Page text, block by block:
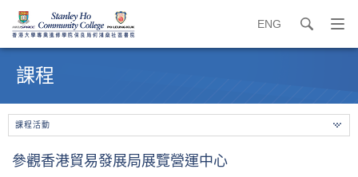
ENG search
打
開
始
課程
課程活動
參觀香港貿易發展局展覽營運中心